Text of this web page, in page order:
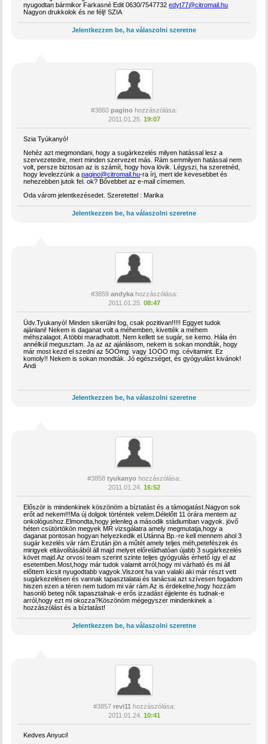
nyugodtan bármikor Farkasné Edit 0630/7547732edyt77@citromail.hu
Nagyon drukkolok és ne félj! SZIA
Jelentkezzen be, ha válaszolni szeretne
#3860 pagino hozzászólása:
2011.01.25. 19:07
Szia Tyúkanyó!
Nehéz azt megmondani, hogy a sugárkezelés milyen hatással lesz a
szervezetedre, mert minden szervezet más. Rám semmilyen hatással nem
volt, persze biztosan az is számít, hogy hova lövik. Légyszi, ha szeretnéd,
hogy levelezzünk apagino@citromail.hu-ra írj, mert ide kevesebbet és
nehezebben jutok fel. ok? Bővebbet az e-mail címemen.
Oda várom jelentkezésedet. Szeretettel : Marika
Jelentkezzen be, ha válaszolni szeretne
#3859 andykahozzászólása:
2011.01.25. 08:47
Üdv.Tyukanyó! Minden sikerülni fog, csak pozitivan!!!!! Eggyet tudok
ajánlani! Nekem is daganat volt a méhemben, kivették a méhem
méhszalagot. A többi maradhatott. Nem kellett se sugár, se kemo. Hála én
annélkül megusztam. Ja az az ajánlásom, nekem is sokan mondták, hogy
már most kezd el szedni az 5OOmg. vagy 1OOO mg. cévitamint. Ez
komoly!! Nekem is sokan mondták. Jó egészséget, és gyógyulást kivánok!
Andi
Jelentkezzen be, ha válaszolni szeretne
#3858 tyukanyo hozzászólása:
2011.01.24. 16:52
Először is mindenkinek köszönöm a bíztatást és a támogatást.Nagyon sok
erőt ad nekem!!!Ma új dolgok történtek velem.Délelőtt 11 órára mentem az
onkológushoz.Elmondta,hogy jelenleg a második stádiumban vagyok. jövő
héten csütörtökön megyek MR vizsgálatra amely megmutatja,hogy a
daganat pontosan hogyan helyezkedik el.Utánna Bp.-re kell mennem ahol 3
sugár kezelés vár rám.Ezután jön a műtét amely teljes méh,petefészek és
mirigyek eltávolításából áll majd melyet előreláthatóan újabb 3 sugárkezelés
követ majd.Az orvosi team szerint szinte teljes gyógyulás érhető így el az
esetemben.Most,hogy már tudok valamit arról,hogy mi várható és mi áll
előttem kicsit nyugodtabb vagyok.Viszont ha van valaki aki már részt vett
sugárkezelésen és vannak tapasztalatai és tanácsai azt szívesen fogadom
hiszen ezen a téren nem tudom mi vár rám.Az is érdekelne,hogy hozzám
hasonló beteg nők tapasztalnak-e erős izzadást éjjelente és tudnak-e
arról,hogy ezt mi okozza?Köszönöm mégegyszer mindenkinek a
hozzászólást és a bíztatást!
Jelentkezzen be, ha válaszolni szeretne
#3857 revi11 hozzászólása:
2011.01.24. 10:41
Kedves Anyuci!